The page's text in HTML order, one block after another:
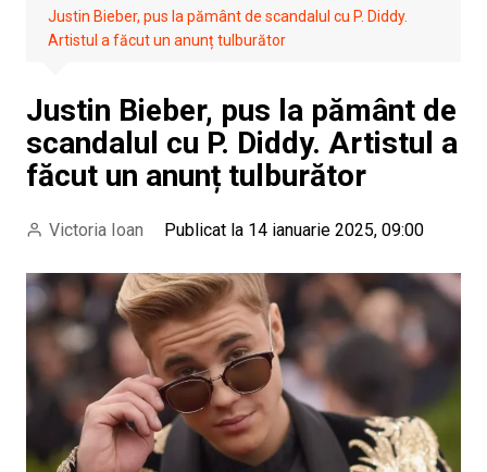
Justin Bieber, pus la pământ de scandalul cu P. Diddy.
Artistul a făcut un anunț tulburător
Justin Bieber, pus la pământ de
scandalul cu P. Diddy. Artistul a
făcut un anunț tulburător
Victoria Ioan Publicat la 14 ianuarie 2025, 09:00